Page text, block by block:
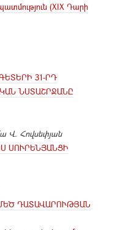
(XIX Դարի
31-ՐԴ
ՆՍՏԱՇՐՋԱՆԸ
Վ. Հովսեփյան
ՍՈՒՐԵՆՅԱՆՑԻ
ԴԱՏԱՎԱՐՈՒԹՅԱՆ